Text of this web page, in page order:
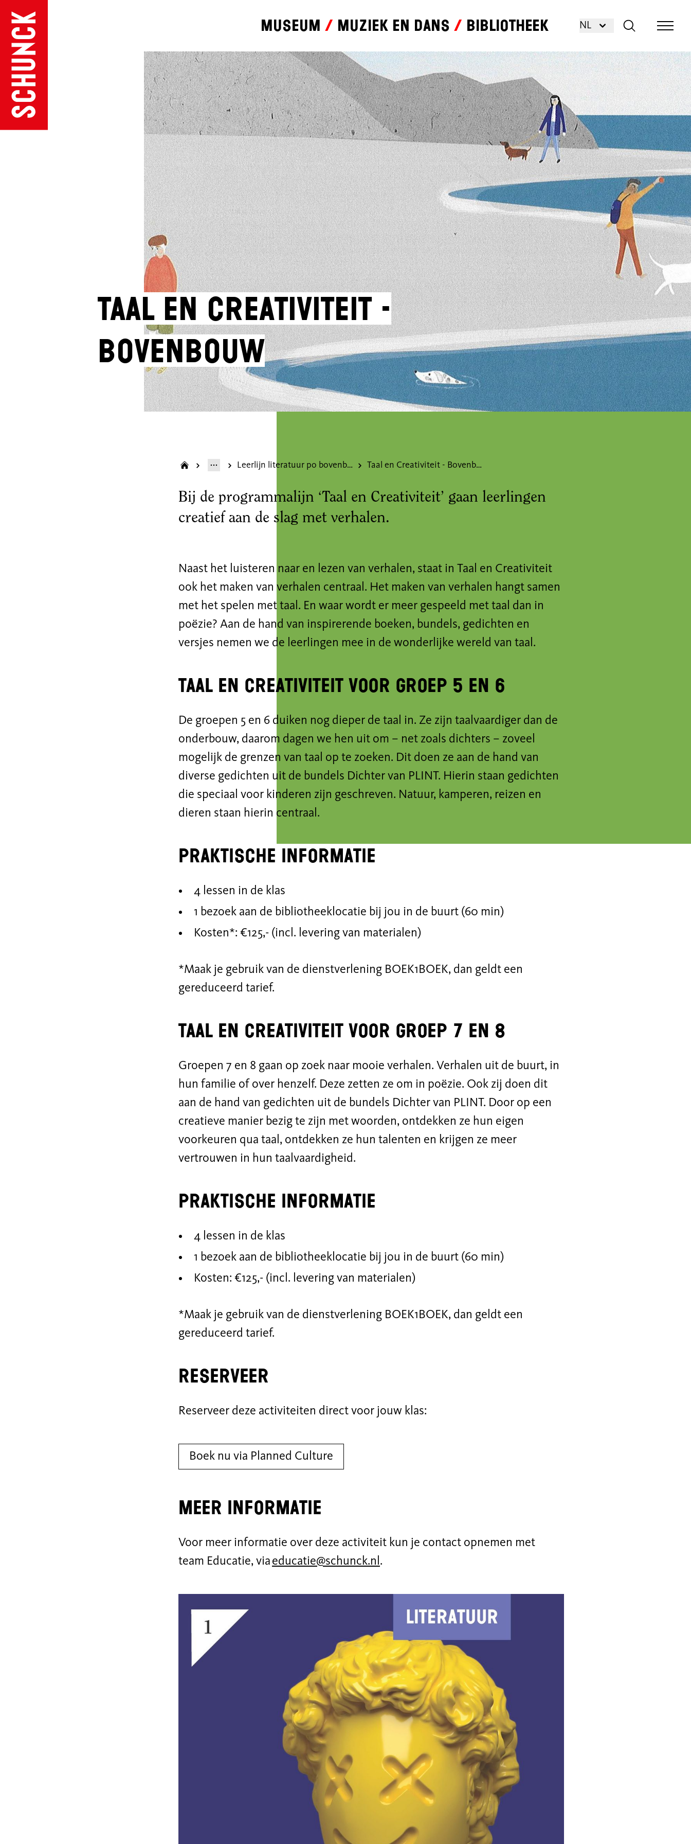
Museum Muziek en dans Bibliotheek NL
Taal en Creativiteit -
Bovenbouw
Leerlijn literatuur po bovenbouw Taal en Creativiteit - Bovenbouw
Bij de programmalijn ‘Taal en Creativiteit’ gaan leerlingen
creatief aan de slag met verhalen.
Naast het luisteren naar en lezen van verhalen, staat in Taal en Creativiteit
ook het maken van verhalen centraal. Het maken van verhalen hangt samen
met het spelen met taal. En waar wordt er meer gespeeld met taal dan in
poëzie? Aan de hand van inspirerende boeken, bundels, gedichten en
versjes nemen we de leerlingen mee in de wonderlijke wereld van taal.
Taal en creativiteit voor groep 5 en 6
De groepen 5 en 6 duiken nog dieper de taal in. Ze zijn taalvaardiger dan de
onderbouw, daarom dagen we hen uit om – net zoals dichters – zoveel
mogelijk de grenzen van taal op te zoeken. Dit doen ze aan de hand van
diverse gedichten uit de bundels Dichter van PLINT. Hierin staan gedichten
die speciaal voor kinderen zijn geschreven. Natuur, kamperen, reizen en
dieren staan hierin centraal.
Praktische informatie
4 lessen in de klas
1 bezoek aan de bibliotheeklocatie bij jou in de buurt (60 min)
Kosten*: €125,- (incl. levering van materialen)
*Maak je gebruik van de dienstverlening BOEK1BOEK, dan geldt een
gereduceerd tarief.
Taal en creativiteit voor groep 7 en 8
Groepen 7 en 8 gaan op zoek naar mooie verhalen. Verhalen uit de buurt, in
hun familie of over henzelf. Deze zetten ze om in poëzie. Ook zij doen dit
aan de hand van gedichten uit de bundels Dichter van PLINT. Door op een
creatieve manier bezig te zijn met woorden, ontdekken ze hun eigen
voorkeuren qua taal, ontdekken ze hun talenten en krijgen ze meer
vertrouwen in hun taalvaardigheid.
Praktische informatie
4 lessen in de klas
1 bezoek aan de bibliotheeklocatie bij jou in de buurt (60 min)
Kosten: €125,- (incl. levering van materialen)
*Maak je gebruik van de dienstverlening BOEK1BOEK, dan geldt een
gereduceerd tarief.
reserveer
Reserveer deze activiteiten direct voor jouw klas:
Boek nu via Planned Culture
meer informatie
Voor meer informatie over deze activiteit kun je contact opnemen met
team Educatie, via educatie@schunck.nl.